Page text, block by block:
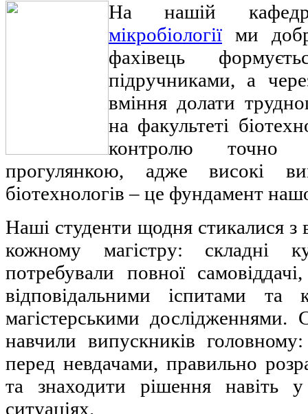
На нашій
мікробіології ми
фахівець
підручниками, а
вміння долати
на факультеті
контролю
прогулянкою, адже високі
біотехнологів – це фундамент
Наші студенти щодня стикалися
кожному магістру: складні
потребували повної
відповідальними іспитами та
магістерськими дослідженнями.
навчили випускників
перед невдачами, правильно
та знаходити рішення навіть
ситуаціях.